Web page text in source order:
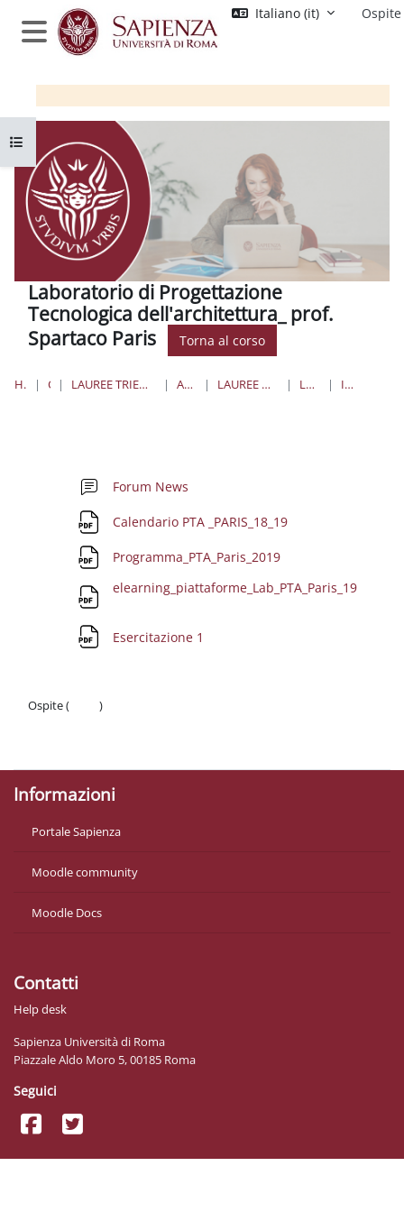
Vai al contenuto principale
Pannello laterale
Italiano ‎(it)‎ Ospite
Laboratorio di Progettazione
Tecnologica dell'architettura_ prof.
Spartaco Paris
Torna al corso
HOME CORSI LAUREE TRIENNALI, MAGISTRALI, A CICLO UNICO ARCHITETTURA LAUREE MAGISTRALI A CICLO UNICO LAB_PTA_PARIS INTRODUZIONE
Apri indice del corso
Forum News
Calendario PTA _PARIS_18_19
Programma_PTA_Paris_2019
elearning_piattaforme_Lab_PTA_Paris_19
Esercitazione 1
Ospite (
)
Informazioni
Portale Sapienza
Moodle community
Moodle Docs
Contatti
Help desk
Sapienza Università di Roma
Piazzale Aldo Moro 5, 00185 Roma
Seguici